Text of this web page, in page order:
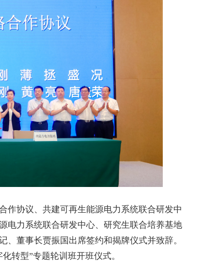
作协议、共建可再生能源电力系统联合研发中
电力系统联合研发中心、研究生联合培养基地
董事长贾振国出席签约和揭牌仪式并致辞。
转型”专题轮训班开班仪式。